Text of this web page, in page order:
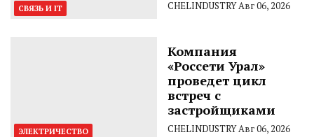
СВЯЗЬ И IT CHELINDUSTRYАвг 06, 2026
ЭЛЕКТРИЧЕСТВО
Компания
«Россети Урал»
проведет цикл
встреч с
застройщиками
CHELINDUSTRYАвг 06, 2026